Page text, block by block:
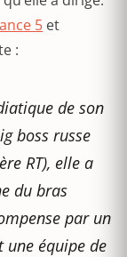
5 et
:
de son
boss russe
RT), elle a
du bras
par un
une équipe de